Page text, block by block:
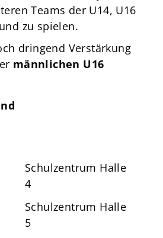
Teams der U14, U16
zu spielen.
dringend Verstärkung
männlichen U16
Schulzentrum Halle
4
Schulzentrum Halle
5